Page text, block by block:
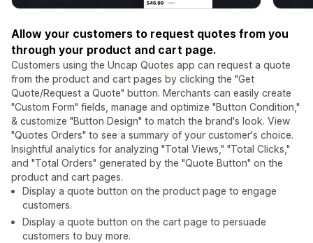
Allow your customers to request quotes from you
through your product and cart page.
Customers using the Uncap Quotes app can request a quote
from the product and cart pages by clicking the "Get
Quote/Request a Quote" button. Merchants can easily create
"Custom Form" fields, manage and optimize "Button Condition,"
& customize "Button Design" to match the brand's look. View
"Quotes Orders" to see a summary of your customer's choice.
Insightful analytics for analyzing "Total Views," "Total Clicks,"
and "Total Orders" generated by the "Quote Button" on the
product and cart pages.
Display a quote button on the product page to engage
customers.
Display a quote button on the cart page to persuade
customers to buy more.